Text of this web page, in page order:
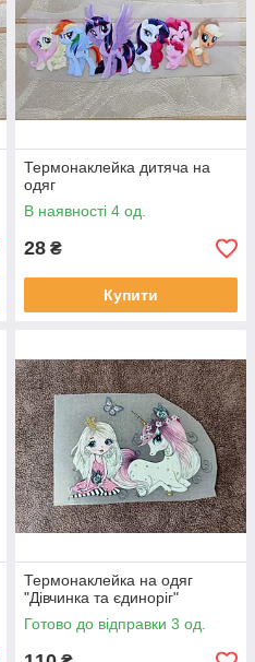
Термонаклейка дитяча на
одяг
В наявності 4 од.
28 ₴
Купити
Термонаклейка на одяг
"Дівчинка та єдиноріг"
Готово до відправки 3 од.